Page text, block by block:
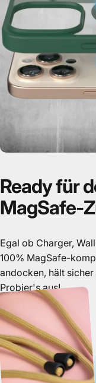
Readyfür
MagSafe-
Egal ob Charger,
100% MagSafe-
andocken, hält
Probier's aus!